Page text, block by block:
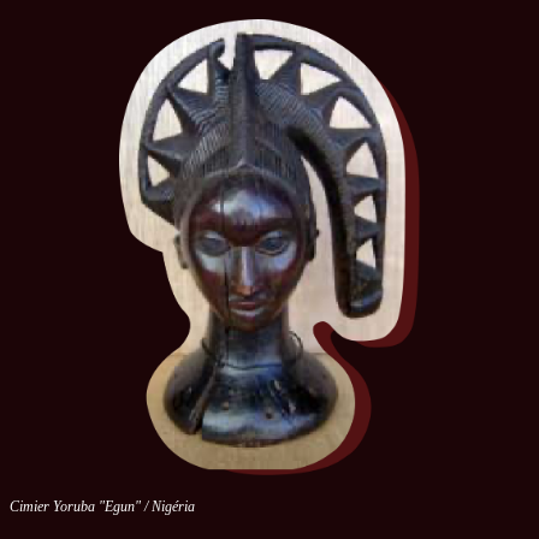
Cimier Yoruba "Egun" / Nigéria